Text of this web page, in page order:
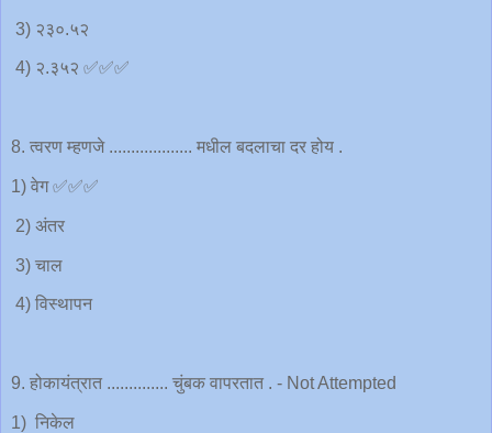
3) २३०.५२
4) २.३५२ ✅✅✅
8. त्वरण म्हणजे ................... मधील बदलाचा दर होय .
1) वेग ✅✅✅
2) अंतर
3) चाल
4) विस्थापन
9. होकायंत्रात .............. चुंबक वापरतात . - Not Attempted
1) निकेल